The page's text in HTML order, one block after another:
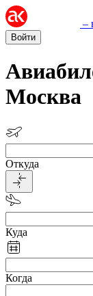
–
Войти
Москва
Откуда
Куда
Когда